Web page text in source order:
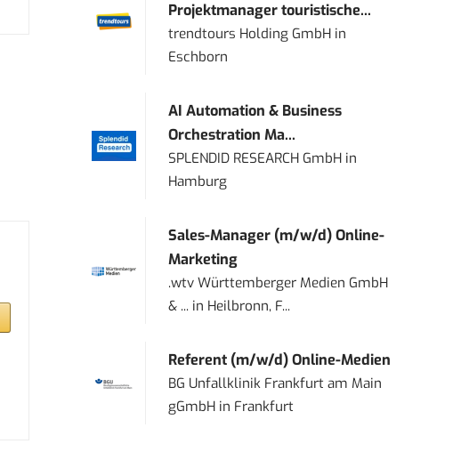
Projektmanager touristische...
trendtours Holding GmbH in
Eschborn
AI Automation & Business
Orchestration Ma...
SPLENDID RESEARCH GmbH in
Hamburg
Sales-Manager (m/w/d) Online-
Marketing
.wtv Württemberger Medien GmbH
& ... in Heilbronn, F...
Referent (m/w/d) Online-Medien
BG Unfallklinik Frankfurt am Main
gGmbH in Frankfurt